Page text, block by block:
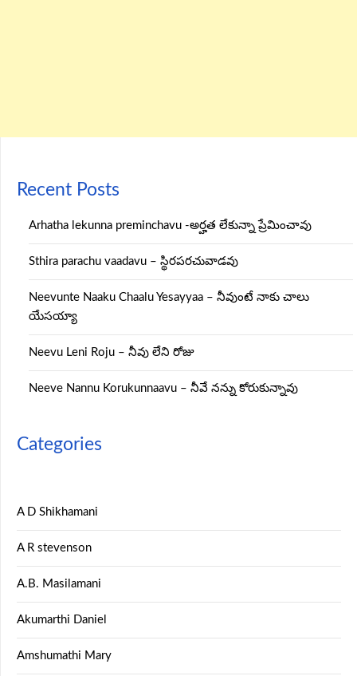
Recent Posts
Arhatha lekunna preminchavu -అర్హత లేకున్నా ప్రేమించావు
Sthira parachu vaadavu – స్థిరపరచువాడవు
Neevunte Naaku Chaalu Yesayyaa – నీవుంటే నాకు చాలు
యేసయ్యా
Neevu Leni Roju – నీవు లేని రోజు
Neeve Nannu Korukunnaavu – నీవే నన్ను కోరుకున్నావు
Categories
A D Shikhamani
A R stevenson
A.B. Masilamani
Akumarthi Daniel
Amshumathi Mary